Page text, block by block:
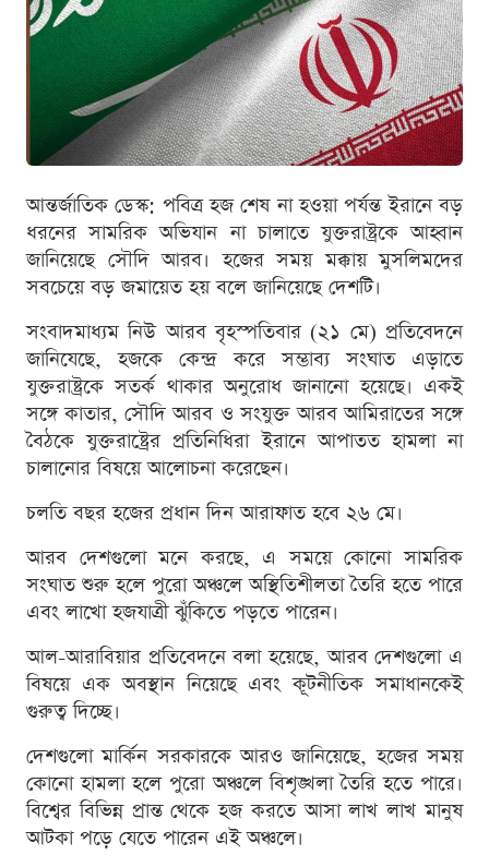
আন্তর্জাতিক ডেস্ক: পবিত্র হজ শেষ না হওয়া পর্যন্ত ইরানে বড়
ধরনের সামরিক অভিযান না চালাতে যুক্তরাষ্ট্রকে আহ্বান
জানিয়েছে সৌদি আরব। হজের সময় মক্কায় মুসলিমদের
সবচেয়ে বড় জমায়েত হয় বলে জানিয়েছে দেশটি।
সংবাদমাধ্যম নিউ আরব বৃহস্পতিবার (২১ মে) প্রতিবেদনে
জানিযেছে, হজকে কেন্দ্র করে সম্ভাব্য সংঘাত এড়াতে
যুক্তরাষ্ট্রকে সতর্ক থাকার অনুরোধ জানানো হয়েছে। একই
সঙ্গে কাতার, সৌদি আরব ও সংযুক্ত আরব আমিরাতের সঙ্গে
বৈঠকে যুক্তরাষ্ট্রের প্রতিনিধিরা ইরানে আপাতত হামলা না
চালানোর বিষয়ে আলোচনা করেছেন।
চলতি বছর হজের প্রধান দিন আরাফাত হবে ২৬ মে।
আরব দেশগুলো মনে করছে, এ সময়ে কোনো সামরিক
সংঘাত শুরু হলে পুরো অঞ্চলে অস্থিতিশীলতা তৈরি হতে পারে
এবং লাখো হজযাত্রী ঝুঁকিতে পড়তে পারেন।
আল-আরাবিয়ার প্রতিবেদনে বলা হয়েছে, আরব দেশগুলো এ
বিষয়ে এক অবস্থান নিয়েছে এবং কূটনীতিক সমাধানকেই
গুরুত্ব দিচ্ছে।
দেশগুলো মার্কিন সরকারকে আরও জানিয়েছে, হজের সময়
কোনো হামলা হলে পুরো অঞ্চলে বিশৃঙ্খলা তৈরি হতে পারে।
বিশ্বের বিভিন্ন প্রান্ত থেকে হজ করতে আসা লাখ লাখ মানুষ
আটকা পড়ে যেতে পারেন এই অঞ্চলে।